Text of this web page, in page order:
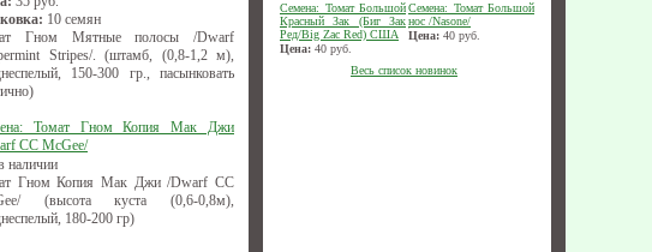
10 семян
Гном Мятные полосы /Dwarf
Stripes/. (штамб, (0,8-1,2 м),
150-300 гр., пасынковать
Томат Гном Копия Мак Джи
CC McGee/
наличии
Гном Копия Мак Джи /Dwarf CC
(высота куста (0,6-0,8м),
180-200 гр)
Семена: Томат Большой
Красный Зак (Биг Зак
Ред/Big Zac Red) США
Цена: 40 руб.
Семена: Томат Большой
нос /Nasone/
Цена: 40 руб.
Весь список новинок